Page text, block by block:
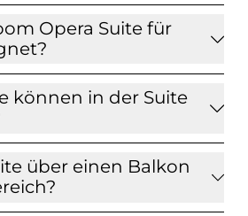
Opera Suite für
können in der Suite
über einen Balkon